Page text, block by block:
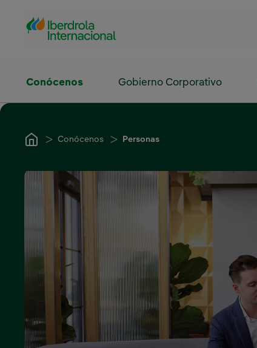
Conócenos Gobierno Corporativo
Conócenos Personas